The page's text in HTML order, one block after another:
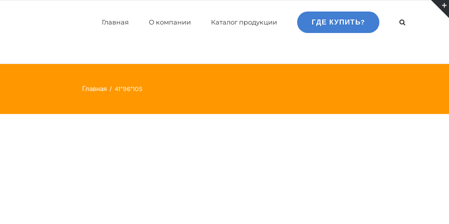
Главная О компании Каталог продукции ГДЕ КУПИТЬ?
Главная 41*96*105